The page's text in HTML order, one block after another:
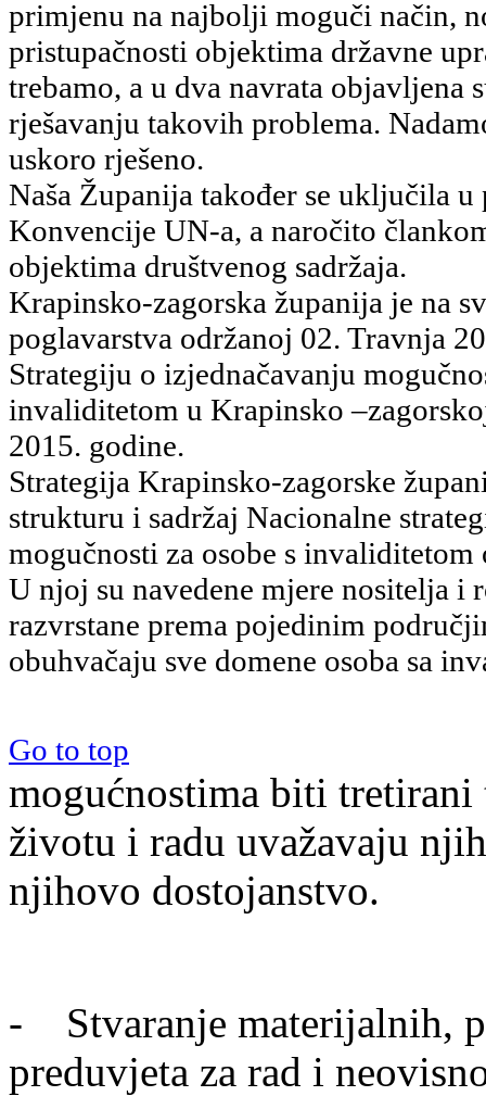
primjenu na najbolji moguči način,
pristupačnosti objektima državne
trebamo, a u dva navrata objavljena
rješavanju takovih problema.
uskoro rješeno.
Naša Županija također se uključila
Konvencije UN-a, a naročito
objektima društvenog sadržaja.
Krapinsko-zagorska županija je na
poglavarstva održanoj 02. Travnja
Strategiju o izjednačavanju
invaliditetom u Krapinsko
2015. godine.
Strategija Krapinsko-zagorske
strukturu i sadržaj Nacionalne
mogučnosti za osobe s
U njoj su navedene mjere nositelja i
razvrstane prema pojedinim
obuhvačaju sve domene osoba sa
Go to top
mogućnostima biti tretirani
životu i radu uvažavaju
njihovo dostojanstvo.
- Stvaranje materijalnih,
preduvjeta za rad i